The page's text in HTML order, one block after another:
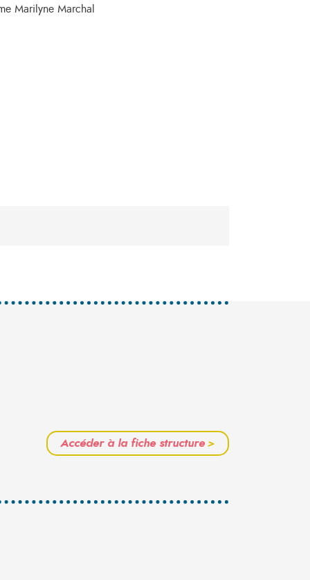
Marilyne Marchal
Accéder à la fiche structure>